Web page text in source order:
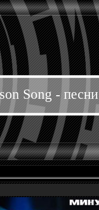
Song -